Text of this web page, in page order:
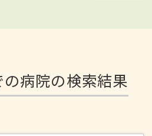
病院の検索結果